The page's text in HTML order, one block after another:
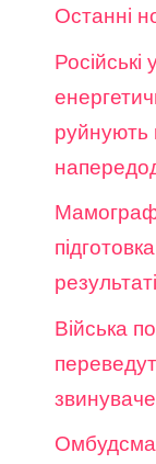
Останні
руйнують
Війська